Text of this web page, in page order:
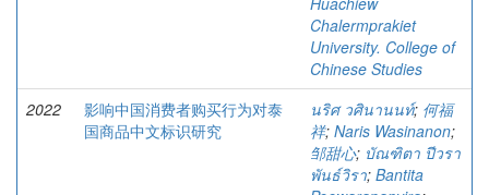
Chalermprakiet
University. College of
Chinese Studies
2022
影响中国消费者购买行为对泰
国商品中文标识研究
นริศ วศินานนท์; 何福
祥; Naris Wasinanon;
邹甜心; บัณฑิตา ปีวรา
พันธ์วิรา; Bantita